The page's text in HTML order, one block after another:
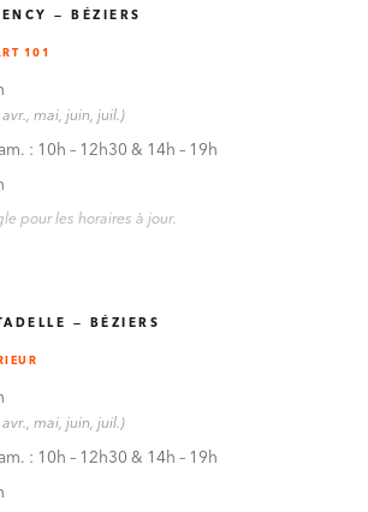
— BÉZIERS
101
mai, juin, juil.)
: 10h – 12h30 & 14h – 19h
pour les horaires à jour.
— BÉZIERS
mai, juin, juil.)
: 10h – 12h30 & 14h – 19h